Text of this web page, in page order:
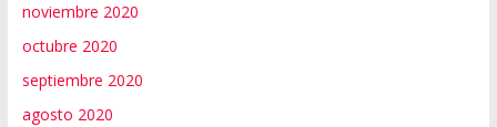
noviembre 2020
octubre 2020
septiembre 2020
agosto 2020